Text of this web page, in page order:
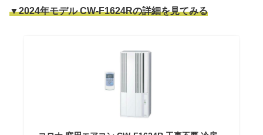
▼2024年モデル CW-F1624Rの詳細を見てみる